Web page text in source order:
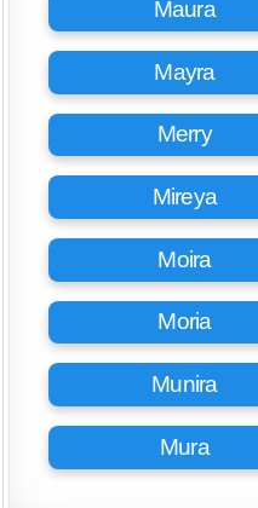
Maura
Mayra
Merry
Mireya
Moira
Moria
Munira
Mura